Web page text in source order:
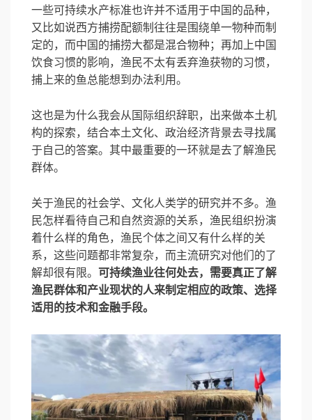
一些可持续水产标准也许并不适用于中国的品种，
又比如说西方捕捞配额制往往是围绕单一物种而制
定的，而中国的捕捞大都是混合物种；再加上中国
饮食习惯的影响，渔民不太有丢弃渔获物的习惯，
捕上来的鱼总能想到办法利用。
这也是为什么我会从国际组织辞职，出来做本土机
构的探索，结合本土文化、政治经济背景去寻找属
于自己的答案。其中最重要的一环就是去了解渔民
群体。
关于渔民的社会学、文化人类学的研究并不多。渔
民怎样看待自己和自然资源的关系，渔民组织扮演
着什么样的角色，渔民个体之间又有什么样的关
系，这些问题都非常复杂，而主流研究对他们的了
解却很有限。 可持续渔业往何处去，需要真正了解
渔民群体和产业现状的人来制定相应的政策、选择
适用的技术和金融手段。